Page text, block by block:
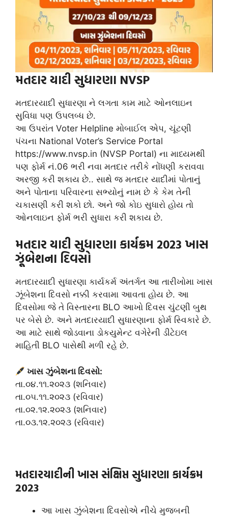
મતદાર યાદી સુધારણા NVSP
મતદારયાદી સુધારણા ને લગતા કામ માટે ઓનલાઇન
સુવિધા પણ ઉપલબ્ધ છે.
આ ઉપરાંત Voter Helpline મોબાઈલ એપ, ચૂંટણી
પંચના National Voter’s Service Portal
https://www.nvsp.in (NVSP Portal) ના માધ્યમથી
પણ ફોર્મ નં.06 ભરી નવા મતદાર તરીકે નોંધણી કરાવવા
અરજી કરી શકાય છે.. સાથે જ મતદાર યાદીમાં પોતાનું
અને પોતાના પરિવારના સભ્યોનું નામ છે કે કેમ તેની
ચકાસણી કરી શકો છો. અને જો કોઇ સુધારો હોય તો
ઓનલાઇન ફોર્મ ભરી સુધારા કરી શકાય છે.
મતદાર યાદી સુધારણા કાર્યક્રમ 2023 ખાસ
ઝૂંબેશના દિવસો
મતદારયાદી સુધારણા કાર્યકર્મ અંતર્ગત આ તારીખોમા ખાસ
ઝૂંબેશના દિવસો નક્કી કરવામા આવતા હોય છે. આ
દિવસોમા જે તે વિસ્તારના BLO આખો દિવસ ચુંટણી બુથ
પર બેસે છે. અને મતદારયાદી સુધારણાના ફોર્મ સ્વિકારે છે.
આ માટે સાથે જોડવાના ડોકયુમેન્ટ વગેરેની ડીટેઇલ
માહિતી BLO પાસેથી મળી રહે છે.
ખાસ ઝુંબેશના દિવસો:
તા.૦૪.૧૧.૨૦૨૩ (શનિવાર)
તા.૦૫.૧૧.૨૦૨૩ (રવિવાર)
તા.૦૨.૧૨.૨૦૨૩ (શનિવાર)
તા.૦૩.૧૨.૨૦૨૩ (રવિવાર)
મતદારયાદીની ખાસ સંક્ષિપ્ત સુધારણા કાર્યક્રમ
2023
આ ખાસ ઝુંબેશના દિવસોએ નીચે મુજબની